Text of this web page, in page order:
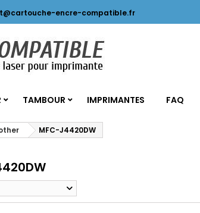
encre-compatible.fr
TAMBOUR IMPRIMANTES FAQ
MFC-J4420DW